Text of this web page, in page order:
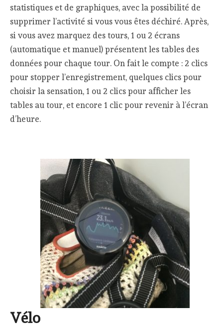
statistiques et de graphiques, avec la possibilité de
supprimer l’activité si vous vous êtes déchiré. Après,
si vous avez marquez des tours, 1 ou 2 écrans
(automatique et manuel) présentent les tables des
données pour chaque tour. On fait le compte : 2 clics
pour stopper l’enregistrement, quelques clics pour
choisir la sensation, 1 ou 2 clics pour afficher les
tables au tour, et encore 1 clic pour revenir à l’écran
d’heure.
Vélo